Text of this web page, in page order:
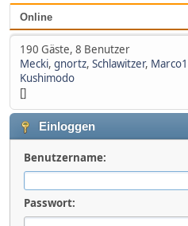
Online
190 Gäste, 8 Benutzer
Mecki, gnortz, Schlawitzer,
Kushimodo
[]
Einloggen
Benutzername:
Passwort: